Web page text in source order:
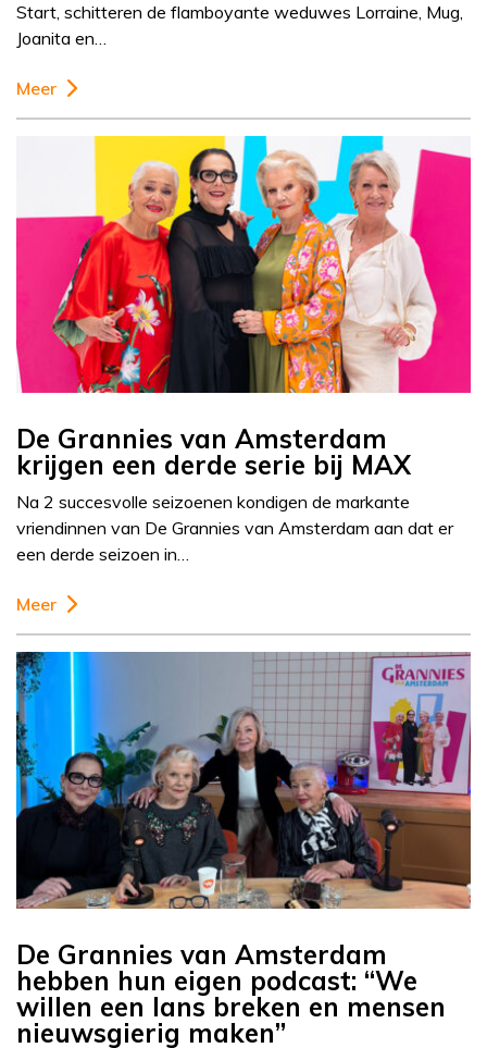
Start, schitteren de flamboyante weduwes Lorraine, Mug,
Joanita en…
Meer
De Grannies van Amsterdam
krijgen een derde serie bij MAX
Na 2 succesvolle seizoenen kondigen de markante
vriendinnen van De Grannies van Amsterdam aan dat er
een derde seizoen in…
Meer
De Grannies van Amsterdam
hebben hun eigen podcast: “We
willen een lans breken en mensen
nieuwsgierig maken”